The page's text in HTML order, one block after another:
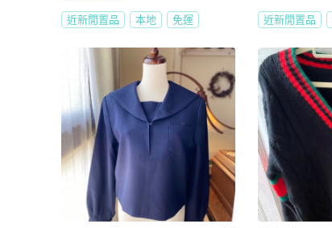
近新閒置品 本地 免運 近新閒置品